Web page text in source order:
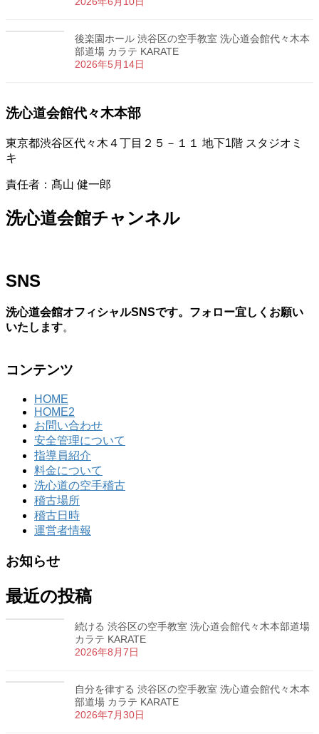
後楽園ホール 渋谷区の空手教室 洗心道会館代々木本
部道場 カラテ KARATE
2026年5月14日
洗心道会館代々木本部
東京都渋谷区代々木４丁目２５－１１ 地下1階 スタジオミ
キ
責任者：髙山 健一郎
洗心道会館チャンネル
SNS
洗心道会館オフィシャルSNSです。フォロー宜しくお願い
いたします。
コンテンツ
HOME
HOME2
お問い合わせ
安全管理について
指導員紹介
料金について
洗心道の空手稽古
稽古場所
稽古日時
運営者情報
お知らせ
最近の投稿
続ける 渋谷区の空手教室 洗心道会館代々木本部道場
カラテ KARATE
2026年8月7日
自分を律する 渋谷区の空手教室 洗心道会館代々木本
部道場 カラテ KARATE
2026年7月30日